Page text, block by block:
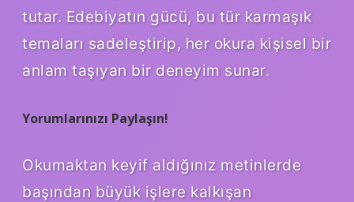
tutar. Edebiyatın gücü, bu tür karmaşık
temaları sadeleştirip, her okura kişisel bir
anlam taşıyan bir deneyim sunar.
Yorumlarınızı Paylaşın!
Okumaktan keyif aldığınız metinlerde
başından büyük işlere kalkışan